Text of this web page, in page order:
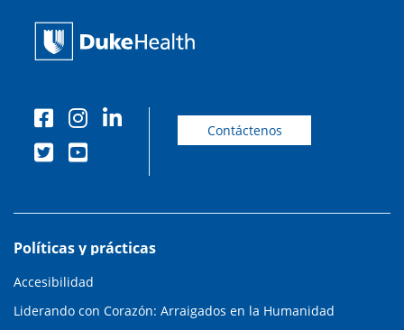
Contáctenos
Políticas y prácticas
Accesibilidad
Liderando con Corazón: Arraigados en la Humanidad